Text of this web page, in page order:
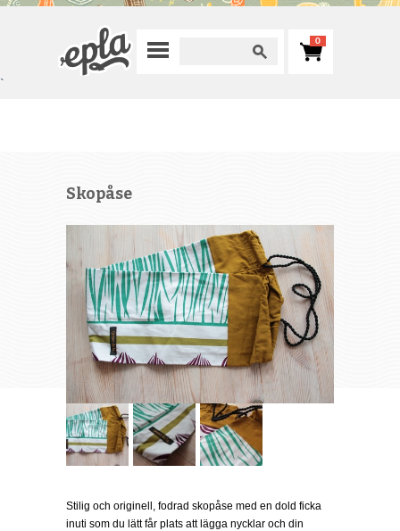
0
`
Skopåse
Stilig och originell, fodrad skopåse med en dold ficka
inuti som du lätt får plats att lägga nycklar och din